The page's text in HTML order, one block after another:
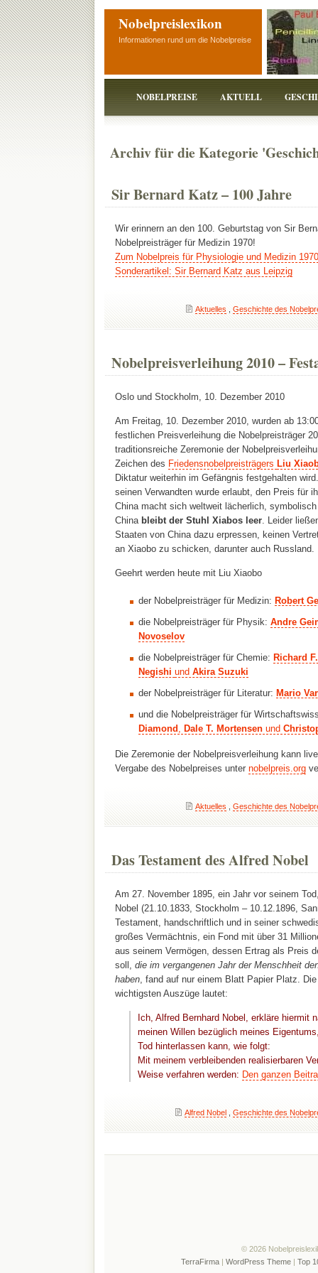
Nobelpreislexikon
Informationen rund um die Nobelpreise
NOBELPREISE AKTUELL
Archiv für die Kategorie
Sir Bernard Katz – 100 Jahre
Wir erinnern an den 100. Geburtstag von Sir
Nobelpreisträger für Medizin 1970!
Zum Nobelpreis für Physiologie und Medizin 1970
Sonderartikel: Sir Bernard Katz aus Leipzig
Aktuelles Geschichte des
Nobelpreisverleihung 2010 –
Oslo und Stockholm, 10. Dezember 2010
Am Freitag, 10. Dezember 2010, wurden ab
festlichen Preisverleihung die Nobelpreisträger
traditionsreiche Zeremonie der
Zeichen des Friedensnobelpreisträgers Liu
Diktatur weiterhin im Gefängnis festgehalten
seinen Verwandten wurde erlaubt, den Preis für
China macht sich weltweit lächerlich,
China bleibt der Stuhl Xiabos leer. Leider
Staaten von China dazu erpressen, keinen
an Xiaobo zu schicken, darunter auch Russland.
Geehrt werden heute mit Liu Xiaobo
der Nobelpreisträger für Medizin:Robert
die Nobelpreisträger für Physik:Andre
Novoselov
die Nobelpreisträger für Chemie:Richard
Negishiund Akira Suzuki
der Nobelpreisträger für Literatur:Mario
und die Nobelpreisträger für
Diamond ,Dale T. Mortensen und
Die Zeremonie der Nobelpreisverleihung kann
Vergabe des Nobelpreises unter nobelpreis.org
Aktuelles Geschichte des
Das Testament des Alfred Nobel
Am 27. November 1895, ein Jahr vor seinem
Nobel (21.10.1833, Stockholm – 10.12.1896,
Testament, handschriftlich und in seiner
großes Vermächtnis, ein Fond mit über 31
aus seinem Vermögen, dessen Ertrag als Preis
soll, die im vergangenen Jahr der Menschheit
haben, fand auf nur einem Blatt Papier Platz.
wichtigsten Auszüge lautet:
Ich, Alfred Bernhard Nobel, erkläre hiermit
meinen Willen bezüglich meines
Tod hinterlassen kann, wie folgt:
Mit meinem verbleibenden realisierbaren
Weise verfahren werden: Den ganzen
Alfred Nobel, Geschichte des
© 2026
TerraFirma| WordPress Theme| Top